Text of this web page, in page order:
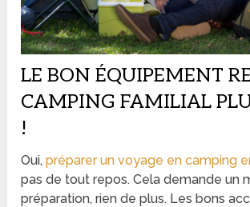
LE BON ÉQUIPEMENT
CAMPING FAMILIAL
!
Oui,préparer un voyage en camping
pas de tout repos. Cela demande un
préparation, rien de plus. Les bons